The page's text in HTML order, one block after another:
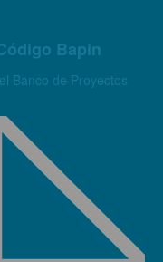
Bapin
Banco de Proyectos